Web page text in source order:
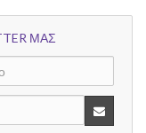
ΜΑΣ